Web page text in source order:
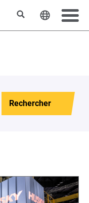
RechercherChanger
Rechercher